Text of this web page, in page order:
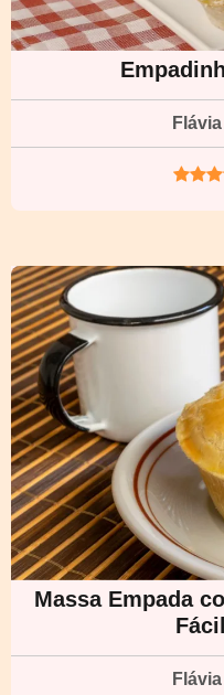
Flávia
Massa Empada
Flávia